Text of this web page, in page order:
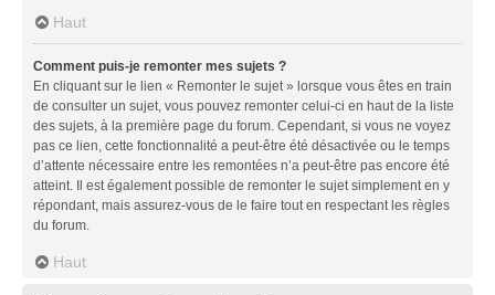
Haut
Comment puis-je remonter mes sujets ?
En cliquant sur le lien « Remonter le sujet » lorsque vous êtes en train
de consulter un sujet, vous pouvez remonter celui-ci en haut de la liste
des sujets, à la première page du forum. Cependant, si vous ne voyez
pas ce lien, cette fonctionnalité a peut-être été désactivée ou le temps
d’attente nécessaire entre les remontées n’a peut-être pas encore été
atteint. Il est également possible de remonter le sujet simplement en y
répondant, mais assurez-vous de le faire tout en respectant les règles
du forum.
Haut